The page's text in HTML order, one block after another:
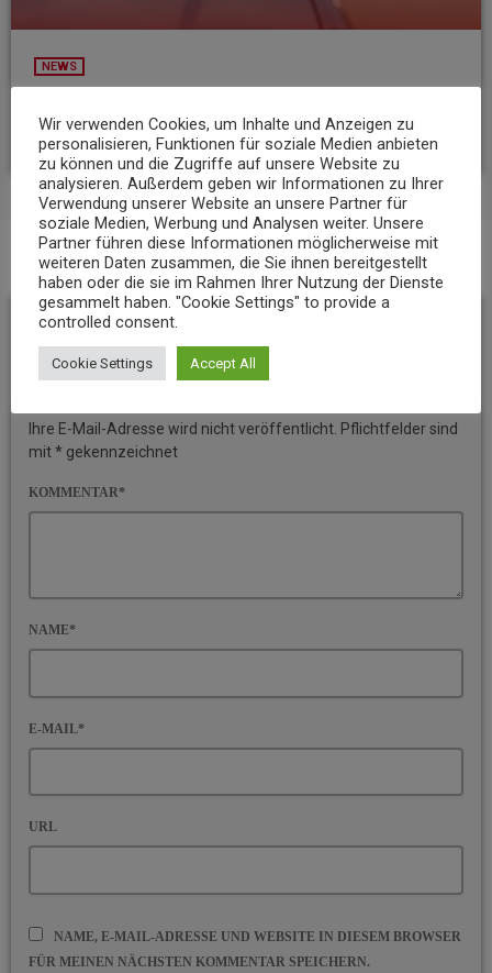
NEWS
today 6. AUGUST 2026 7
BEITRAGS-KOMMENTARE (0)
Hinterlassen Sie eine
Antwort
Ihre E-Mail-Adresse wird nicht veröffentlicht. Pflichtfelder sind
mit * gekennzeichnet
KOMMENTAR*
NAME*
E-MAIL*
URL
NAME, E-MAIL-ADRESSE UND WEBSITE IN DIESEM BROWSER
FÜR MEINEN NÄCHSTEN KOMMENTAR SPEICHERN.
Wir verwenden Cookies, um Inhalte und Anzeigen zu
personalisieren, Funktionen für soziale Medien anbieten
zu können und die Zugriffe auf unsere Website zu
analysieren. Außerdem geben wir Informationen zu Ihrer
Verwendung unserer Website an unsere Partner für
soziale Medien, Werbung und Analysen weiter. Unsere
Partner führen diese Informationen möglicherweise mit
weiteren Daten zusammen, die Sie ihnen bereitgestellt
haben oder die sie im Rahmen Ihrer Nutzung der Dienste
gesammelt haben. "Cookie Settings" to provide a
controlled consent.
Cookie Settings Accept All